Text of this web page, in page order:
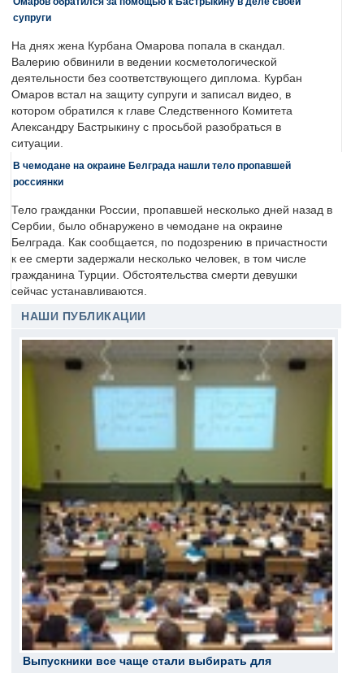
супруги
На днях жена Курбана Омарова попала в скандал.
Валерию обвинили в ведении косметологической
деятельности без соответствующего диплома. Курбан
Омаров встал на защиту супруги и записал видео, в
котором обратился к главе Следственного Комитета
Александру Бастрыкину с просьбой разобраться в
ситуации.
В чемодане на окраине Белграда нашли тело пропавшей
россиянки
Тело гражданки России, пропавшей несколько дней назад в
Сербии, было обнаружено в чемодане на окраине
Белграда. Как сообщается, по подозрению в причастности
к ее смерти задержали несколько человек, в том числе
гражданина Турции. Обстоятельства смерти девушки
сейчас устанавливаются.
НАШИ ПУБЛИКАЦИИ
Выпускники все чаще стали выбирать для